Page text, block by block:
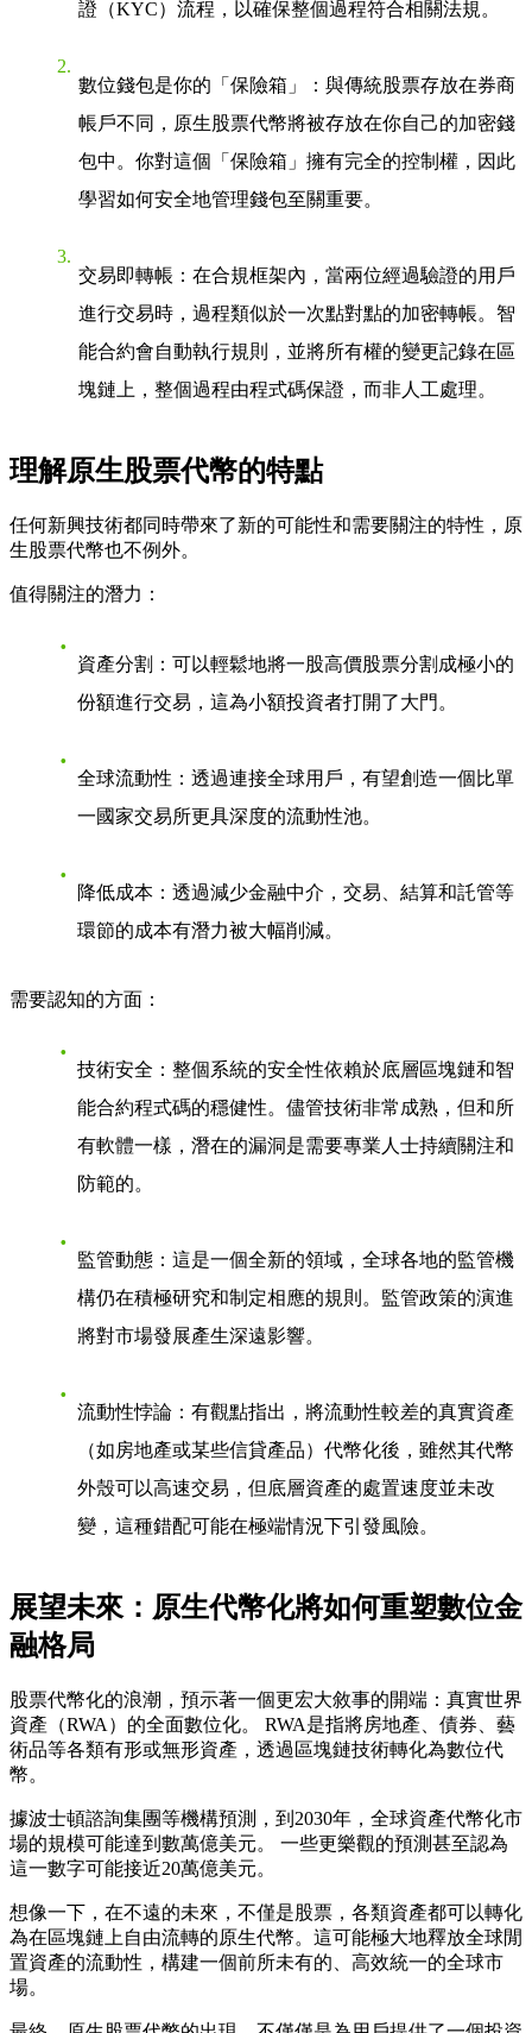
證（KYC）流程，以確保整個過程符合相關法規。
數位錢包是你的「保險箱」
：與傳統股票存放在券商
帳戶不同，原生股票代幣將被存放在你自己的加密錢
包中。你對這個「保險箱」擁有完全的控制權，因此
學習如何安全地管理錢包至關重要。
交易即轉帳 ：在合規框架內，當兩位經過驗證的用戶
進行交易時，過程類似於一次點對點的加密轉帳。智
能合約會自動執行規則，並將所有權的變更記錄在區
塊鏈上，整個過程由程式碼保證，而非人工處理。
理解原生股票代幣的特點
任何新興技術都同時帶來了新的可能性和需要關注的特性，原
生股票代幣也不例外。
值得關注的潛力 ：
資產分割 ：可以輕鬆地將一股高價股票分割成極小的
份額進行交易，這為小額投資者打開了大門。
全球流動性 ：透過連接全球用戶，有望創造一個比單
一國家交易所更具深度的流動性池。
降低成本 ：透過減少金融中介，交易、結算和託管等
環節的成本有潛力被大幅削減。
需要認知的方面 ：
技術安全 ：整個系統的安全性依賴於底層區塊鏈和智
能合約程式碼的穩健性。儘管技術非常成熟，但和所
有軟體一樣，潛在的漏洞是需要專業人士持續關注和
防範的。
監管動態 ：這是一個全新的領域，全球各地的監管機
構仍在積極研究和制定相應的規則。監管政策的演進
將對市場發展產生深遠影響。
流動性悖論 ：有觀點指出，將流動性較差的真實資產
（如房地產或某些信貸產品）代幣化後，雖然其代幣
外殼可以高速交易，但底層資產的處置速度並未改
變，這種錯配可能在極端情況下引發風險。
展望未來：原生代幣化將如何重塑數位金
融格局
股票代幣化的浪潮，預示著一個更宏大敘事的開端：真實世界
資產（RWA）的全面數位化。 RWA是指將房地產、債券、藝
術品等各類有形或無形資產，透過區塊鏈技術轉化為數位代
幣。
據波士頓諮詢集團等機構預測，到2030年，全球資產代幣化市
場的規模可能達到數萬億美元。 一些更樂觀的預測甚至認為
這一數字可能接近20萬億美元。
想像一下，在不遠的未來，不僅是股票，各類資產都可以轉化
為在區塊鏈上自由流轉的原生代幣。這可能極大地釋放全球閒
置資產的流動性，構建一個前所未有的、高效統一的全球市
場。